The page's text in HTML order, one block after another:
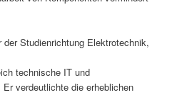
der Studienrichtung Elektrotechnik,
technische IT und
verdeutlichte die erheblichen